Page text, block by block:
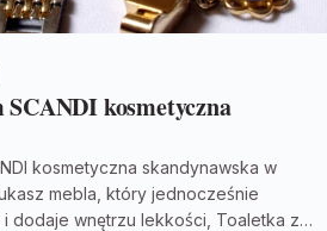
kosmetyczna
kosmetyczna skandynawska w
mebla, który jednocześnie
dodaje wnętrzu lekkości, Toaletka z